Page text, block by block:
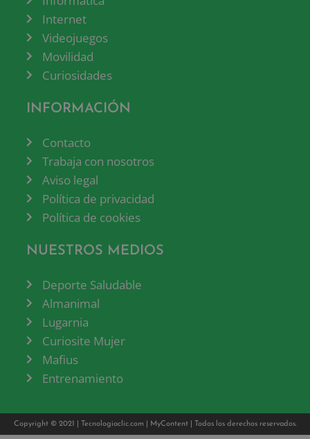
Internet
Videojuegos
Movilidad
Curiosidades
INFORMACIÓN
Contacto
Trabaja con nosotros
Aviso legal
Política de privacidad
Política de cookies
NUESTROS MEDIOS
Deporte Saludable
Almanimal
Lugarnia
Curiosite Mujer
Mafius
Entrenamiento
Copyright © 2021 | Tecnologiaclic.com MyContent| Todos los derechos reservados.